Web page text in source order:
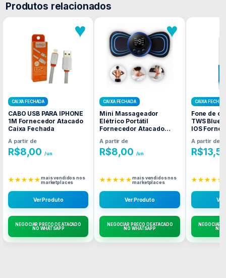
Produtos relacionados
♥
CAIXA FECHADA
CABO USB PARA IPHONE
1M Fornecedor Atacado
Caixa Fechada
A partir de
R$8,00 /un
★★★★★mais vendidos nos
marketplaces
Ver Produto
NEGOCIAR PREÇO DE ATACADO
NO WHATSAPP
♥
CAIXA FECHADA
Mini Massageador
Elétrico Portátil
Fornecedor Atacado
A partir de
R$8,00 /un
★★★★★mais vendidos nos
marketplaces
Ver Produto
NEGOCIAR PREÇO DE ATACADO
NO WHATSAPP
CAIXA
Fone de
TWS
IOS
A partir de
R$
★★★★★
NEGOCIAR
NO